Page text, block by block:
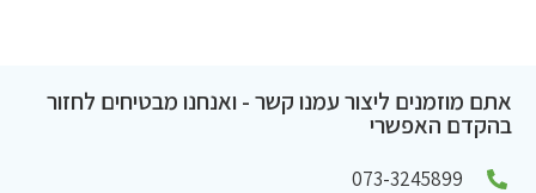
אתם מוזמנים ליצור עמנו קשר - ואנחנו מבטיחים לחזור
בהקדם האפשרי
073-3245899